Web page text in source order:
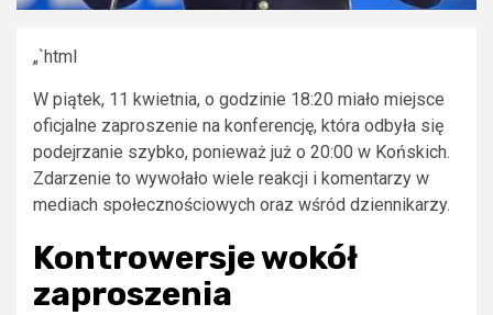
„`html
W piątek, 11 kwietnia, o godzinie 18:20 miało miejsce
oficjalne zaproszenie na konferencję, która odbyła się
podejrzanie szybko, ponieważ już o 20:00 w Końskich.
Zdarzenie to wywołało wiele reakcji i komentarzy w
mediach społecznościowych oraz wśród dziennikarzy.
Kontrowersje wokół
zaproszenia